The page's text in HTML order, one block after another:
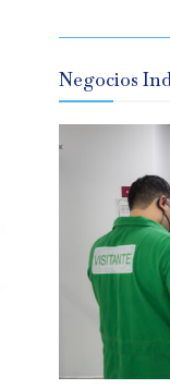
Negocios